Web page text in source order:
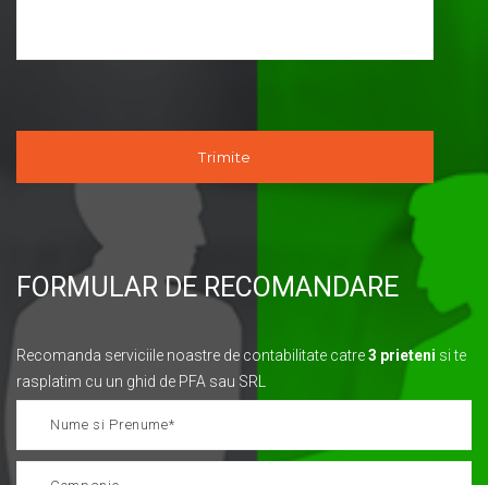
FORMULAR DE RECOMANDARE
Recomanda serviciile noastre de contabilitate catre3 prieteni si te
rasplatim cu un ghid de PFA sau SRL